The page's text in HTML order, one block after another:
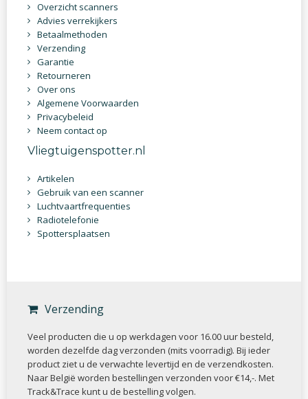
Overzicht scanners
Advies verrekijkers
Betaalmethoden
Verzending
Garantie
Retourneren
Over ons
Algemene Voorwaarden
Privacybeleid
Neem contact op
Vliegtuigenspotter.nl
Artikelen
Gebruik van een scanner
Luchtvaartfrequenties
Radiotelefonie
Spottersplaatsen
Verzending
Veel producten die u op werkdagen voor 16.00 uur besteld,
worden dezelfde dag verzonden (mits voorradig). Bij ieder
product ziet u de verwachte levertijd en de verzendkosten.
Naar België worden bestellingen verzonden voor €14,-. Met
Track&Trace kunt u de bestelling volgen.